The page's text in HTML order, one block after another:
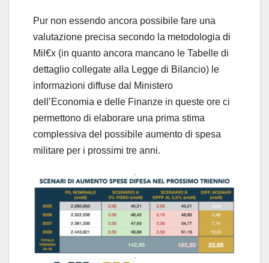
Pur non essendo ancora possibile fare una
valutazione precisa secondo la metodologia di
Mil€x (in quanto ancora mancano le Tabelle di
dettaglio collegate alla Legge di Bilancio) le
informazioni diffuse dal Ministero
dell’Economia e delle Finanze in queste ore ci
permettono di elaborare una prima stima
complessiva del possibile aumento di spesa
militare per i prossimi tre anni.